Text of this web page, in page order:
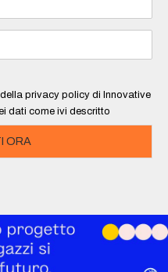
privacy policy di Innovative
dati come ivi descritto
ORA